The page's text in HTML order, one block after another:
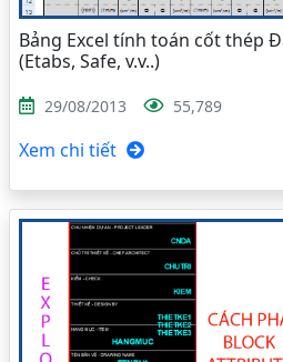
Bảng Excel tính toán cốt thép
(Etabs, Safe, v.v..)
29/08/2013 55,789
Xem chi tiết